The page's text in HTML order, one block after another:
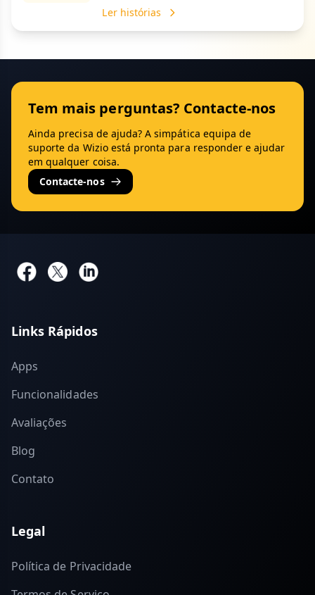
Ler histórias
Tem mais perguntas? Contacte-nos
Ainda precisa de ajuda? A simpática equipa de
suporte da Wizio está pronta para responder e ajudar
em qualquer coisa.
Contacte-nos
Links Rápidos
Apps
Funcionalidades
Avaliações
Blog
Contato
Legal
Política de Privacidade